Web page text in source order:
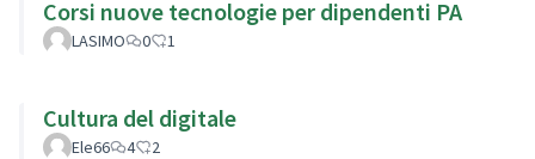
Corsi nuove tecnologie per dipendenti PA
LASIMO 0 1
Cultura del digitale
Ele66 4 2